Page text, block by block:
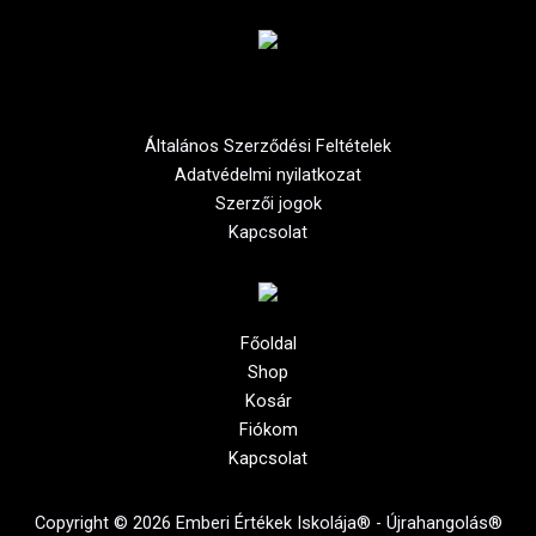
Általános Szerződési Feltételek
Adatvédelmi nyilatkozat
Szerzői jogok
Kapcsolat
Főoldal
Shop
Kosár
Fiókom
Kapcsolat
Copyright © 2026 Emberi Értékek Iskolája® - Újrahangolás®